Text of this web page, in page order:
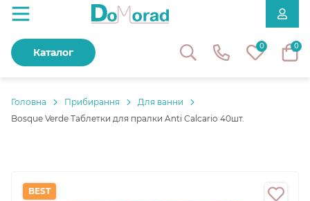
0 0
Каталог
Головнa Прибирання
Для ванни
Bosque Verde Таблетки для пралки Anti Calcario 40шт.
BEST